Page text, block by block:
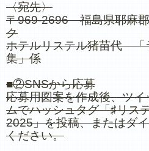
〈宛先〉
〒969-2696 福島県耶麻
ク
ホテルリステル猪苗代 「
集」係
■②SNSから応募
応募用図案を作成後、ツ
ムでハッシュタグ「♯リス
2025」を投稿、またはダ
ください。